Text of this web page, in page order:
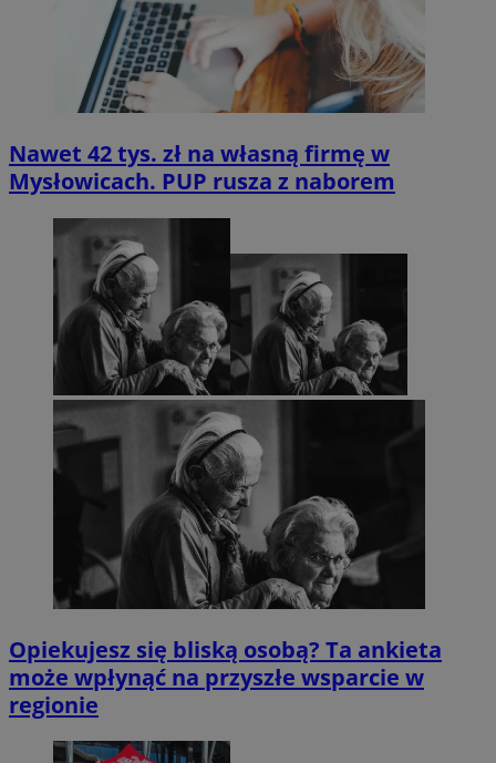
Nawet 42 tys. zł na własną firmę w
Mysłowicach. PUP rusza z naborem
Opiekujesz się bliską osobą? Ta ankieta
może wpłynąć na przyszłe wsparcie w
regionie